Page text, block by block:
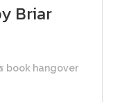
Briar
book hangover